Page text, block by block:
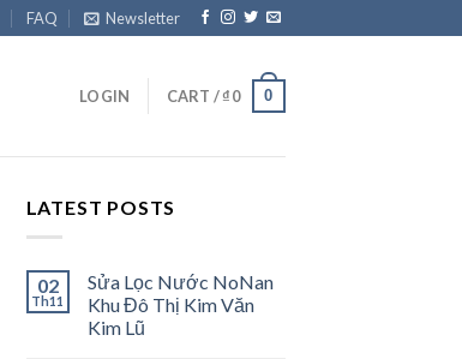
FAQ Newsletter
LOGIN CART /₫0 0
LATEST POSTS
02
Th11
Sửa Lọc Nước NoNan
Khu Đô Thị Kim Văn
Kim Lũ